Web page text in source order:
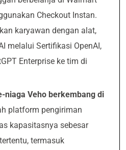
Checkout Instan.
karyawan dengan alat,
melalui Sertifikasi OpenAI,
Enterprise ke tim di
niaga Veho berkembang di
platform pengiriman
kapasitasnya sebesar
termasuk